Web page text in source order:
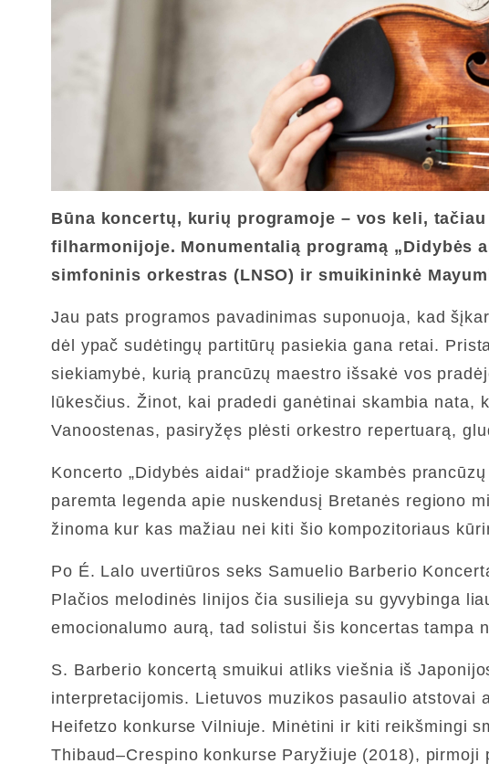
Būna koncertų, kurių programoje – vos keli,
filharmonijoje. Monumentalią programą
simfoninis orkestras (LNSO) ir smuikininkė
Jau pats programos pavadinimas suponuoja, kad
dėl ypač sudėtingų partitūrų pasiekia gana retai.
siekiamybė, kurią prancūzų maestro išsakė vos
lūkesčius. Žinot, kai pradedi ganėtinai skambia nata,
Vanoostenas, pasiryžęs plėsti orkestro repertuarą,
Koncerto „Didybės aidai“ pradžioje skambės
paremta legenda apie nuskendusį Bretanės regiono
žinoma kur kas mažiau nei kiti šio kompozitoriaus
Po É. Lalo uvertiūros seks Samuelio Barberio
Plačios melodinės linijos čia susilieja su gyvybinga
emocionalumo aurą, tad solistui šis koncertas tampa
S. Barberio koncertą smuikui atliks viešnia iš
interpretacijomis. Lietuvos muzikos pasaulio atstovai
Heifetzo konkurse Vilniuje. Minėtini ir kiti reikšmingi
Thibaud–Crespino konkurse Paryžiuje (2018),